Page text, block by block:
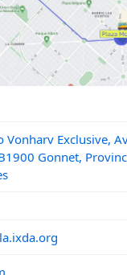
Vonharv Exclusive,
Gonnet,